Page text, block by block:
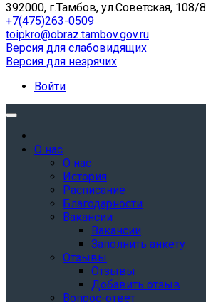
392000, г.Тамбов, ул.Советская, 108/8
+7(475)263-0509
toipkro@obraz.tambov.gov.ru
Версия для слабовидящих
Версия для незрячих
Войти
О нас
О нас
История
Расписание
Благодарности
Вакансии
Вакансии
Заполнить анкету
Отзывы
Отзывы
Добавить отзыв
Вопрос-ответ